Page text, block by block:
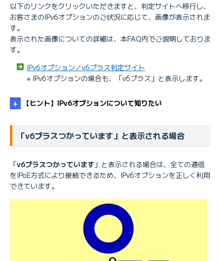
以下のリンクをクリックいただきますと、判定サイトへ移行し、
お客さまのIPv6オプションのご状況に応じて、画像が表示されま
す。
表示された画像についての詳細は、本FAQ内でご説明しておりま
す。
IPv6オプション／v6プラス判定サイト
※ IPv6オプションの場合も、「v6プラス」と表示します。
【ヒント】IPv6オプションについて知りたい
IPv6オプションについて知りたい
「IPv6オプション」と「IPv6オプションライト」の
違いは何ですか
「v6プラスつかっています」と表示される場合
「v6プラスつかっています 」と表示される場合は、全ての通信
をIPoE方式により接続できるため、IPv6オプションを正しく利用
できています。